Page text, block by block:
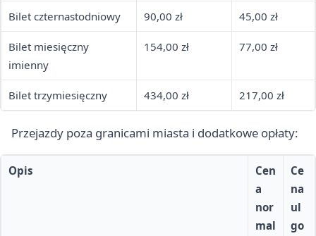
Bilet czternastodniowy 90,00 zł 45,00 zł
Bilet miesięczny
imienny
154,00 zł 77,00 zł
Bilet trzymiesięczny 434,00 zł 217,00 zł
Przejazdy poza granicami miasta i dodatkowe opłaty:
Opis
Cen
a
nor
mal
Ce
na
ul
go